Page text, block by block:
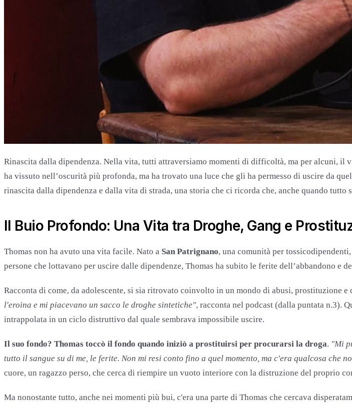
Rinascita dalla dipendenza. Nella vita, tutti attraversiamo momenti di difficoltà, ma per alcuni,
ha vissuto nell’oscurità più profonda, ma ha trovato una luce che gli ha permesso di uscire da
rinascita dalla dipendenza e dalla vita di strada, una storia che ci ricorda che, anche quando tutto
Il Buio Profondo: Una Vita tra Droghe, Gang e
Thomas non ha avuto una vita facile. Nato a San Patrignano, una comunità per
persone che lottavano per uscire dalle dipendenze, Thomas ha subito le ferite dell’abbandono e
Racconta di come, da adolescente, si sia ritrovato coinvolto in un mondo di abusi, prostituzione e
l'eroina e mi piacevano un sacco le droghe sintetiche", racconta nel podcast​ (dalla puntata n.3).
intrappolata in un ciclo distruttivo dal quale sembrava impossibile uscire.
Il suo fondo? Thomas toccò il fondo quando iniziò a prostituirsi per procurarsi la droga. "Mi
tutto il sangue su di me, le ferite. Non mi resi conto fino a quel momento, ma c'era qualcosa che
cuore, un ragazzo perso, che cerca di riempire un vuoto interiore con la distruzione del proprio
Ma nonostante tutto, anche nei momenti più bui, c'era una parte di Thomas che cercava